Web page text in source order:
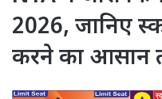
2026, जानिए
करने का आसान